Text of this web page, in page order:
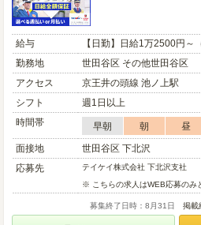
給与
【日勤】日給1万2500円～
勤務地
世田谷区 その他世田谷区
アクセス
京王井の頭線 池ノ上駅
シフト
週1日以上
時間帯
早朝 朝 昼
面接地
世田谷区 下北沢
応募先
テイケイ株式会社 下北沢支社
※ こちらの求人はWEB応募のみ
募集終了日時：8月31日 掲載